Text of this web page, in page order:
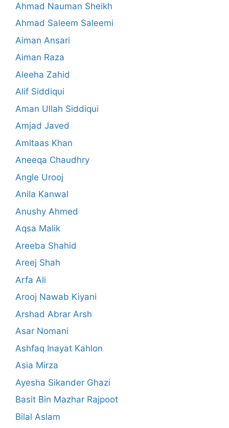
Ahmad Nauman Sheikh
Ahmad Saleem Saleemi
Aiman Ansari
Aiman Raza
Aleeha Zahid
Alif Siddiqui
Aman Ullah Siddiqui
Amjad Javed
Amltaas Khan
Aneeqa Chaudhry
Angle Urooj
Anila Kanwal
Anushy Ahmed
Aqsa Malik
Areeba Shahid
Areej Shah
Arfa Ali
Arooj Nawab Kiyani
Arshad Abrar Arsh
Asar Nomani
Ashfaq Inayat Kahlon
Asia Mirza
Ayesha Sikander Ghazi
Basit Bin Mazhar Rajpoot
Bilal Aslam